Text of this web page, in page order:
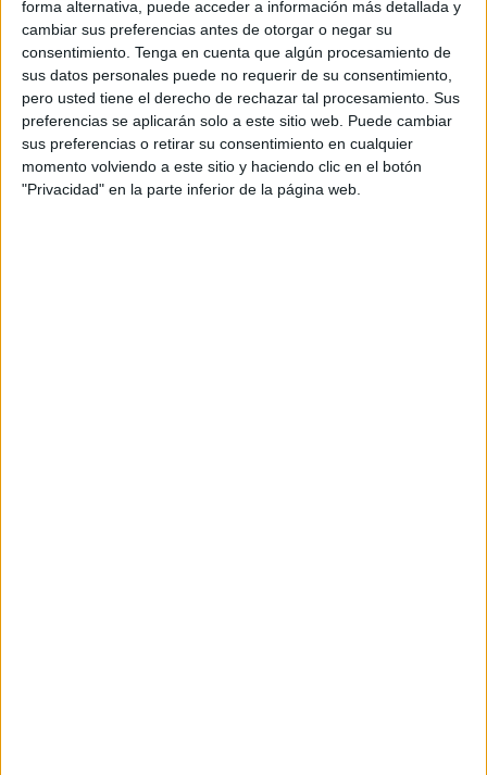
forma alternativa, puede acceder a información más detallada y
cambiar sus preferencias antes de otorgar o negar su
consentimiento. Tenga en cuenta que algún procesamiento de
sus datos personales puede no requerir de su consentimiento,
pero usted tiene el derecho de rechazar tal procesamiento. Sus
preferencias se aplicarán solo a este sitio web. Puede cambiar
sus preferencias o retirar su consentimiento en cualquier
momento volviendo a este sitio y haciendo clic en el botón
"Privacidad" en la parte inferior de la página web.
discurso de odio que nunca desapareció,solamente
estaba esperando una oportunidad para volver a salir.
No atacan la subvención: atacan lo que representamos
Atacan a una comunidad que forma parte esencial de
Ceuta. Atacan una labor cultural, educativa y social
reconocida durante más de una década. (2013-2025